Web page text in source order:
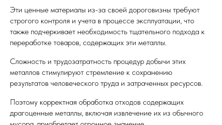
Эти ценные материалы из-за своей дороговизны требуют
строгого контроля и учета в процессе эксплуатации, что
также подчеркивает необходимость тщательного подхода к
переработке товаров, содержащих эти металлы.
Сложность и трудозатратность процедур добычи этих
металлов стимулируют стремление к сохранению
результатов человеческого труда и затраченных ресурсов.
Поэтому корректная обработка отходов содержащих
драгоценные металлы, включая извлечение их из обычного